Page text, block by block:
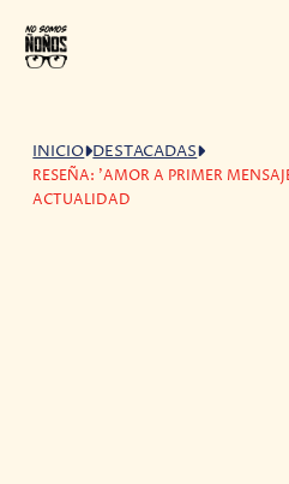
INICIO DESTACADAS
RESEÑA: 'AMOR A PRIMER
ACTUALIDAD